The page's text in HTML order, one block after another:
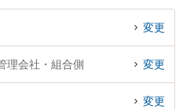
変更
理会社・組合側 変更
変更